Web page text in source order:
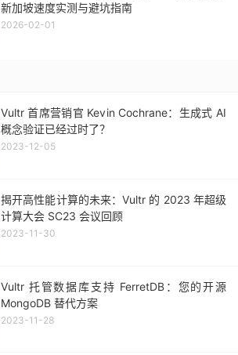
新加坡速度实测与避坑指南
2026-02-01
Vultr 首席营销官 Kevin Cochrane：生成式 AI
概念验证已经过时了？
2023-12-05
揭开高性能计算的未来：Vultr 的 2023 年超级
计算大会 SC23 会议回顾
2023-11-30
Vultr 托管数据库支持 FerretDB：您的开源
MongoDB 替代方案
2023-11-28